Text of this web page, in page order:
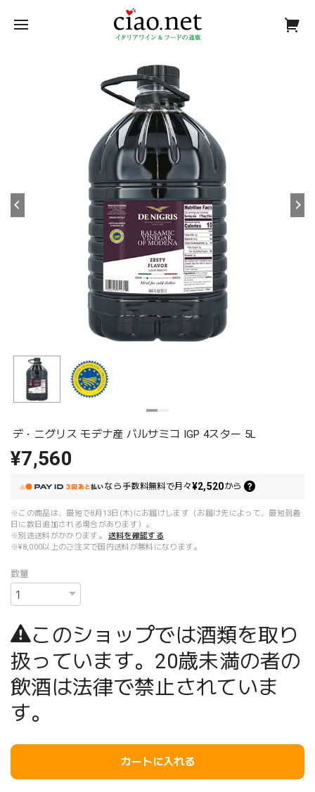
デ・ニグリス モデナ産 バルサミコ IGP 4スター 5L
¥7,560
なら 手数料無料で月々¥2,520から
※この商品は、最短で8月13日(木)にお届けします（お届け先によって、最短到着
日に数日追加される場合があります）。
※別途送料がかかります。
送料を確認する
※¥8,000以上のご注文で国内送料が無料になります。
数量
このショップでは酒類を取り
扱っています。20歳未満の者の
飲酒は法律で禁止されていま
す。
カートに入れる